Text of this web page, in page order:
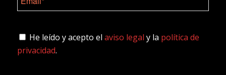
He leído y acepto el aviso legal y la política de
privacidad.